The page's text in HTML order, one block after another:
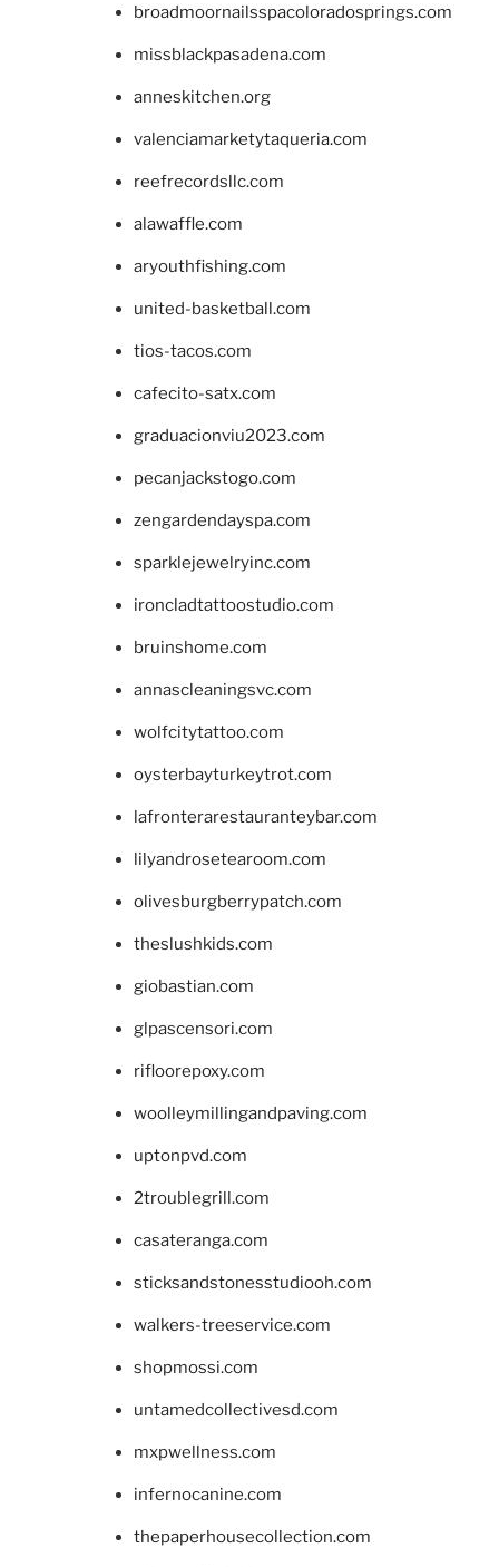
broadmoornailsspacoloradosprings.com
missblackpasadena.com
anneskitchen.org
valenciamarketytaqueria.com
reefrecordsllc.com
alawaffle.com
aryouthfishing.com
united-basketball.com
tios-tacos.com
cafecito-satx.com
graduacionviu2023.com
pecanjackstogo.com
zengardendayspa.com
sparklejewelryinc.com
ironcladtattoostudio.com
bruinshome.com
annascleaningsvc.com
wolfcitytattoo.com
oysterbayturkeytrot.com
lafronterarestauranteybar.com
lilyandrosetearoom.com
olivesburgberrypatch.com
theslushkids.com
giobastian.com
glpascensori.com
rifloorepoxy.com
woolleymillingandpaving.com
uptonpvd.com
2troublegrill.com
casateranga.com
sticksandstonesstudiooh.com
walkers-treeservice.com
shopmossi.com
untamedcollectivesd.com
mxpwellness.com
infernocanine.com
thepaperhousecollection.com